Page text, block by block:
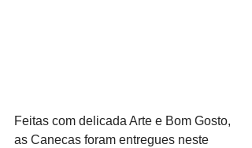
Feitas com delicada Arte e Bom Gosto,
as Canecas foram entregues neste